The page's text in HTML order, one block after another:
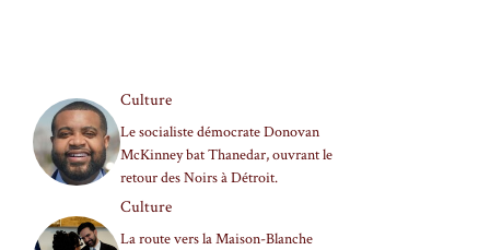
Culture
Le socialiste démocrate Donovan
McKinney bat Thanedar, ouvrant le
retour des Noirs à Détroit.
Culture
La route vers la Maison-Blanche